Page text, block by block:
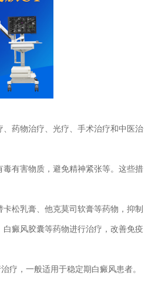
药物治疗、光疗、手术治疗和中医治
有害物质，避免精神紧张等。这些措
松乳膏、他克莫司软膏等药物，抑制
癜风胶囊等药物进行治疗，改善免疫
，一般适用于稳定期白癜风患者。